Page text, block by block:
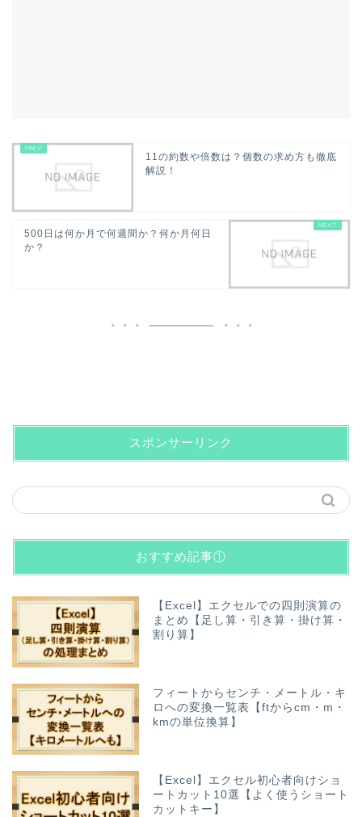
11の約数や倍数は？個数の求め方も徹底
解説！
500日は何か月で何週間か？何か月何日
か？
スポンサーリンク
おすすめ記事①
【Excel】エクセルでの四則演算の
まとめ【足し算・引き算・掛け算・
割り算】
フィートからセンチ・メートル・キ
ロへの変換一覧表【ftからcm・m・
kmの単位換算】
【Excel】エクセル初心者向けショ
ートカット10選【よく使うショート
カットキー】